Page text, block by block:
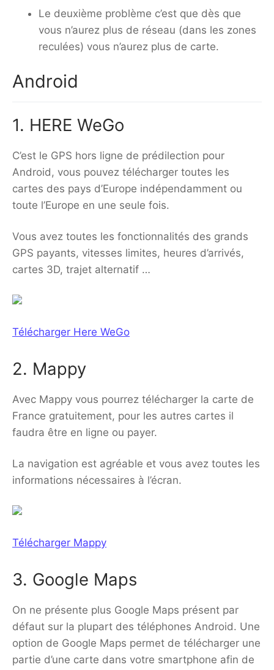
Le deuxième problème c’est que dès que
vous n’aurez plus de réseau (dans les zones
reculées) vous n’aurez plus de carte.
Android
1. HERE WeGo
C’est le GPS hors ligne de prédilection pour
Android, vous pouvez télécharger toutes les
cartes des pays d’Europe indépendamment ou
toute l’Europe en une seule fois.
Vous avez toutes les fonctionnalités des grands
GPS payants, vitesses limites, heures d’arrivés,
cartes 3D, trajet alternatif …
Télécharger Here WeGo
2. Mappy
Avec Mappy vous pourrez télécharger la carte de
France gratuitement, pour les autres cartes il
faudra être en ligne ou payer.
La navigation est agréable et vous avez toutes les
informations nécessaires à l’écran.
Télécharger Mappy
3. Google Maps
On ne présente plus Google Maps présent par
défaut sur la plupart des téléphones Android. Une
option de Google Maps permet de télécharger une
partie d’une carte dans votre smartphone afin de